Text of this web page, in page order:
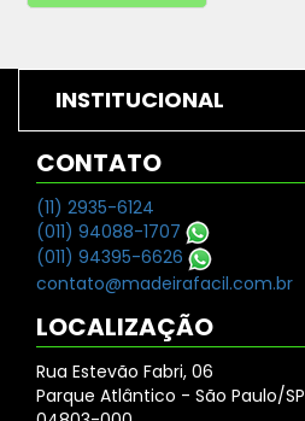
INSTITUCIONAL
CONTATO
(11) 2935-6124
(011) 94088-1707
(011) 94395-6626
contato@madeirafacil.com.br
LOCALIZAÇÃO
Rua Estevão Fabri, 06
Parque Atlântico - São Paulo/SP